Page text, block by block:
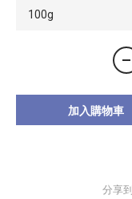
加入購物車
分享到